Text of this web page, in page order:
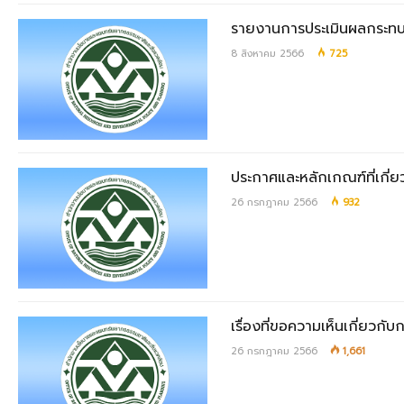
รายงานการประเมินผลกร
8 สิงหาคม 2566 725
ประกาศและหลักเกณฑ์ที่เกี่
26 กรกฎาคม 2566 932
เรื่องที่ขอความเห็นเกี่ยวกับ
26 กรกฎาคม 2566 1,661